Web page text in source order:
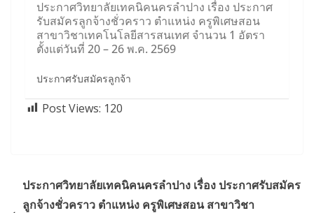
ประกาศวิทยาลัยเทคนิคนครลำปาง เรื่อง ประกาศ
รับสมัครลูกจ้างชั่วคราว ตำแหน่ง ครูพิเศษสอน
สาขาวิชาเทคโนโลยีสารสนเทศ จำนวน 1 อัตรา
ตั้งแต่วันที่ 20 – 26 พ.ค. 2569
ประกาศรับสมัครลูกจ้า
Post Views: 120
ประกาศวิทยาลัยเทคนิคนครลำปาง เรื่อง ประกาศรับสมัคร
ลูกจ้างชั่วคราว ตำแหน่ง ครูพิเศษสอน สาขาวิชา